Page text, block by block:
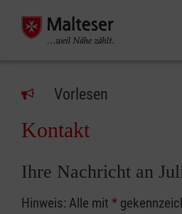
Vorlesen
Kontakt
Ihre Nachricht an
Hinweis: Alle mit *